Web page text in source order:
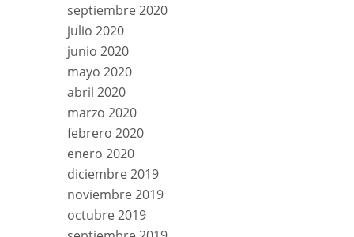
septiembre 2020
julio 2020
junio 2020
mayo 2020
abril 2020
marzo 2020
febrero 2020
enero 2020
diciembre 2019
noviembre 2019
octubre 2019